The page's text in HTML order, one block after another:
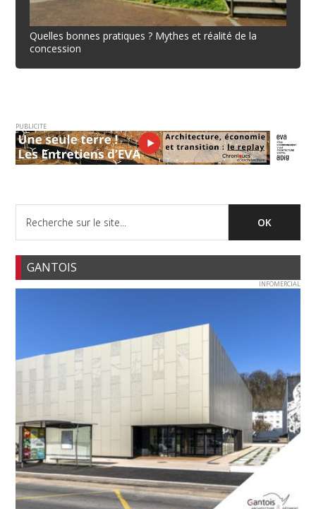
Quelles bonnes pratiques ? Mythes et réalité de la
concession
PUBLICITE
GANTOIS
INFOMERCIAL